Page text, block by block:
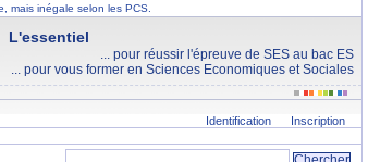
mais inégale selon les PCS.
L'essentiel
... pour réussir l'épreuve de SES au bac ES
... pour vous former en Sciences Economiques et Sociales
Identification Inscription